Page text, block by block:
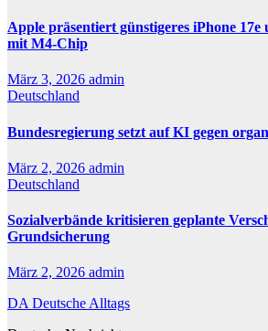
Apple präsentiert günstigeres iPhone 17e
mit M4-Chip
März 3, 2026 admin
Deutschland
Bundesregierung setzt auf KI gegen
März 2, 2026 admin
Deutschland
Sozialverbände kritisieren geplante
Grundsicherung
März 2, 2026 admin
DA Deutsche Alltags